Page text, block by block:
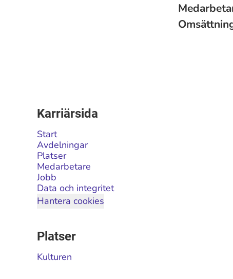
Karriärsida
Start
Avdelningar
Platser
Medarbetare
Jobb
Data och integritet
Hantera cookies
Platser
Kulturen